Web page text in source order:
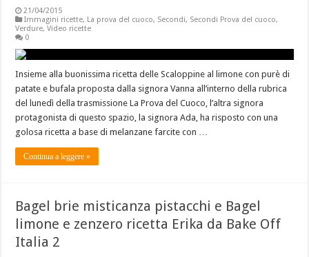
21/04/2015
Immagini ricette, La prova del cuoco, Secondi, Secondi Prova del cuoco,
Verdure,Video ricette
0
Insieme alla buonissima ricetta delle Scaloppine al limone con purè di
patate e bufala proposta dalla signora Vanna all’interno della rubrica
del lunedì della trasmissione La Prova del Cuoco, l’altra signora
protagonista di questo spazio, la signora Ada, ha risposto con una
golosa ricetta a base di melanzane farcite con …
Continua a leggere »
Bagel brie misticanza pistacchi e Bagel
limone e zenzero ricetta Erika da Bake Off
Italia 2